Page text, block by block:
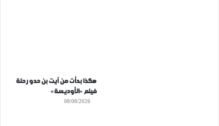
هكذا بدأت من آيت بن حدو رحلة
فيلم «الأوديسة»
08/08/2026